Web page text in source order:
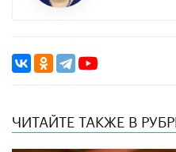
ЧИТАЙТЕ ТАКЖЕ В